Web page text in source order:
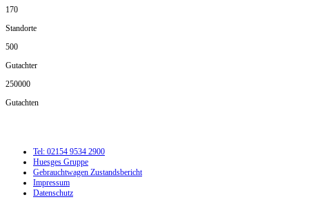
170
Standorte
500
Gutachter
250000
Gutachten
Tel: 02154 9534 2900
Huesges Gruppe
Gebrauchtwagen Zustandsbericht
Impressum
Datenschutz